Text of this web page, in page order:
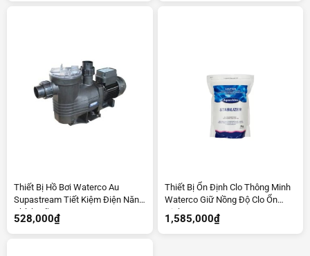
Thiết Bị Hồ Bơi Waterco Au
Supastream Tiết Kiệm Điện Năng
Chính Hãng
528,000₫
Thiết Bị Ổn Định Clo Thông Minh
Waterco Giữ Nồng Độ Clo Ổn
Định
1,585,000₫